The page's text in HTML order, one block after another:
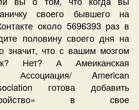
своего бывшего на
около 5696393 раз в
половину своего дня на
значит, что с вашим мозгом
Нет? А Амеиканская
Ассоциация/ American
готова добавить
в свое